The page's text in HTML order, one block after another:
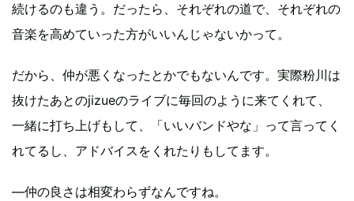
続けるのも違う。だったら、それぞれの道で、それぞれの
音楽を高めていった方がいいんじゃないかって。
だから、仲が悪くなったとかでもないんです。実際粉川は
抜けたあとのjizueのライブに毎回のように来てくれて、
一緒に打ち上げもして、「いいバンドやな」って言ってく
れてるし、アドバイスをくれたりもしてます。
―仲の良さは相変わらずなんですね。